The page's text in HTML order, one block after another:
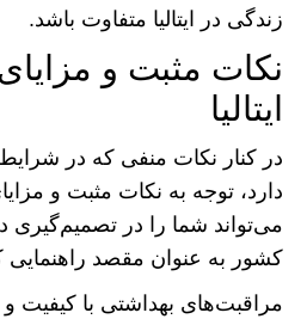
زندگی در ایتالیا متفاوت باشد.
نکات مثبت و
ایتالیا
در کنار نکات منفی که در شرایط
دارد، توجه به نکات مثبت و
می‌تواند شما را در
کشور به عنوان مقصد راهنمایی
مراقبت‌های بهداشتی با کیفیت و